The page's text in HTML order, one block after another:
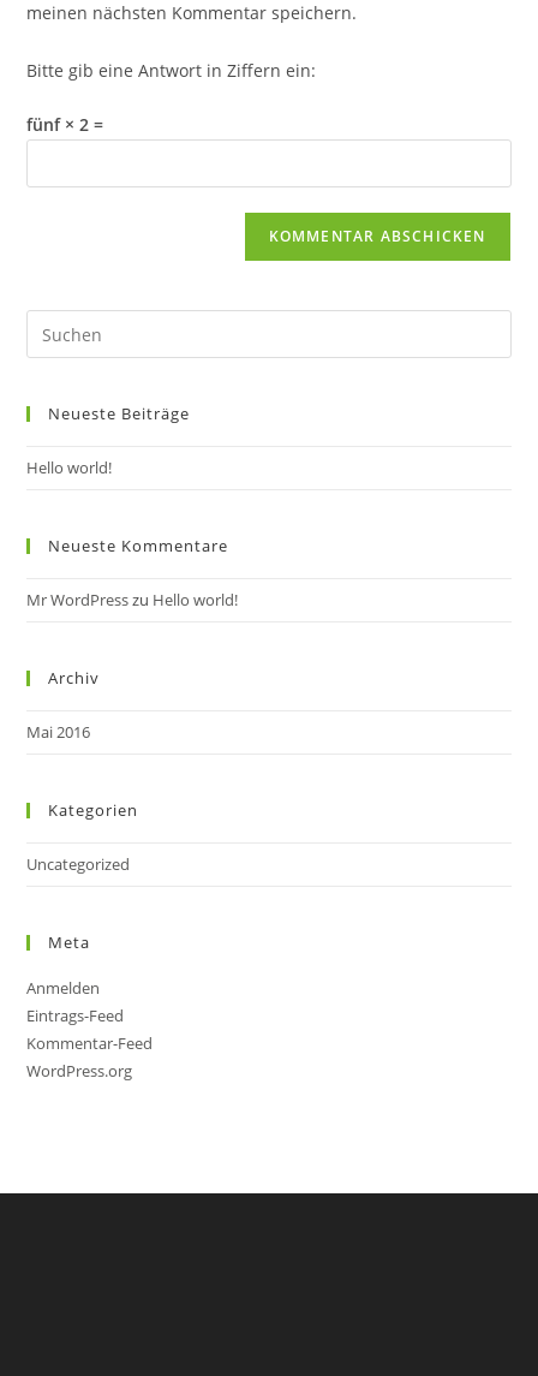
ein
meinen nächsten Kommentar speichern.
Bitte gib eine Antwort in Ziffern ein:
fünf × 2 =
Neueste Beiträge
Hello world!
Neueste Kommentare
Mr WordPresszu Hello world!
Archiv
Mai 2016
Kategorien
Uncategorized
Meta
Anmelden
Eintrags-Feed
Kommentar-Feed
WordPress.org